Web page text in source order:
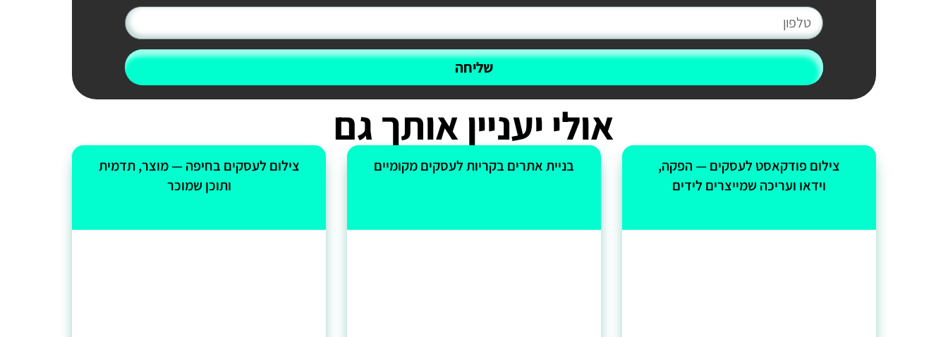
שליחה
אולי יעניין אותך גם
צילום פודקאסט לעסקים — הפקה,
וידאו ועריכה שמייצרים לידים
בניית אתרים בקריות לעסקים מקומיים
צילום לעסקים בחיפה — מוצר, תדמית
ותוכן שמוכר